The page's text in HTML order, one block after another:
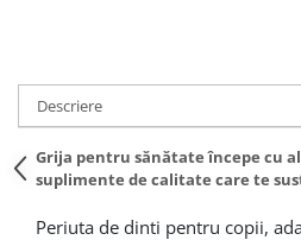
Aparatura medicala
Plasturi
Altele-Produse tehnico-medicale
Sanatatea cuplului
Tonice sexuale
Descriere
Grija pentru sănătate începe cu
suplimente de calitate care te
Periuta de dinti pentru copii,